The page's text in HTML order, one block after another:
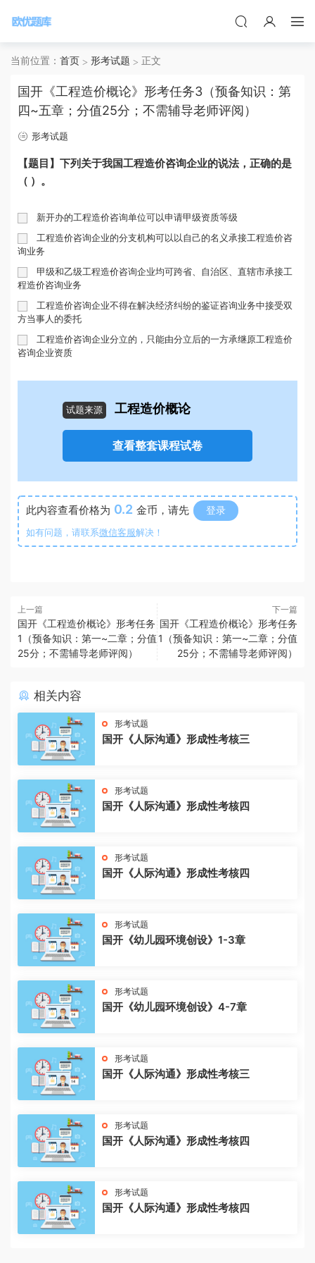
当前位置： 首页 形考试题 正文
国开《工程造价概论》形考任务3（预备知识：第
四~五章；分值25分；不需辅导老师评阅）
形考试题
【题目】下列关于我国工程造价咨询企业的说法，正确的是
（ ）。
新开办的工程造价咨询单位可以申请甲级资质等级
工程造价咨询企业的分支机构可以以自己的名义承接工程造价咨
询业务
甲级和乙级工程造价咨询企业均可跨省、自治区、直辖市承接工
程造价咨询业务
工程造价咨询企业不得在解决经济纠纷的鉴证咨询业务中接受双
方当事人的委托
工程造价咨询企业分立的，只能由分立后的一方承继原工程造价
咨询企业资质
试题来源 工程造价概论
查看整套课程试卷
此内容查看价格为 0.2 金币，请先 登录
如有问题，请联系微信客服解决！
上一篇
国开《工程造价概论》形考任务
1（预备知识：第一~二章；分值
25分；不需辅导老师评阅）
下一篇
国开《工程造价概论》形考任务
1（预备知识：第一~二章；分值
25分；不需辅导老师评阅）
相关内容
形考试题
国开《人际沟通》形成性考核三
形考试题
国开《人际沟通》形成性考核四
形考试题
国开《人际沟通》形成性考核四
形考试题
国开《幼儿园环境创设》1-3章
形考试题
国开《幼儿园环境创设》4-7章
形考试题
国开《人际沟通》形成性考核三
形考试题
国开《人际沟通》形成性考核四
形考试题
国开《人际沟通》形成性考核四